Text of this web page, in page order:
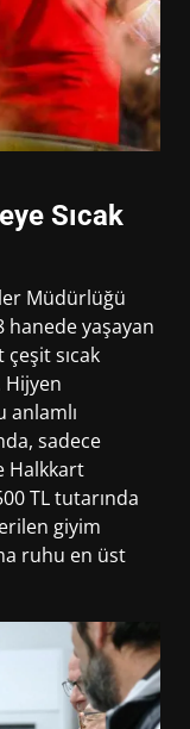
Sıcak
Müdürlüğü
hanede yaşayan
sıcak
Hijyen
anlamlı
sadece
Halkkart
TL tutarında
giyim
ruhu en üst